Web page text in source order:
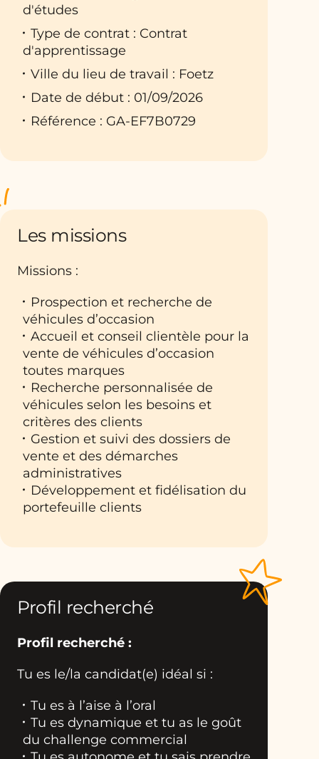
d'études
Type de contrat : Contrat
d'apprentissage
Ville du lieu de travail : Foetz
Date de début : 01/09/2026
Référence : GA-EF7B0729
Les missions
Missions :
Prospection et recherche de
véhicules d’occasion
Accueil et conseil clientèle pour la
vente de véhicules d’occasion
toutes marques
Recherche personnalisée de
véhicules selon les besoins et
critères des clients
Gestion et suivi des dossiers de
vente et des démarches
administratives
Développement et fidélisation du
portefeuille clients
Profil recherché
Profil recherché :
Tu es le/la candidat(e) idéal si :
Tu es à l’aise à l’oral
Tu es dynamique et tu as le goût
du challenge commercial